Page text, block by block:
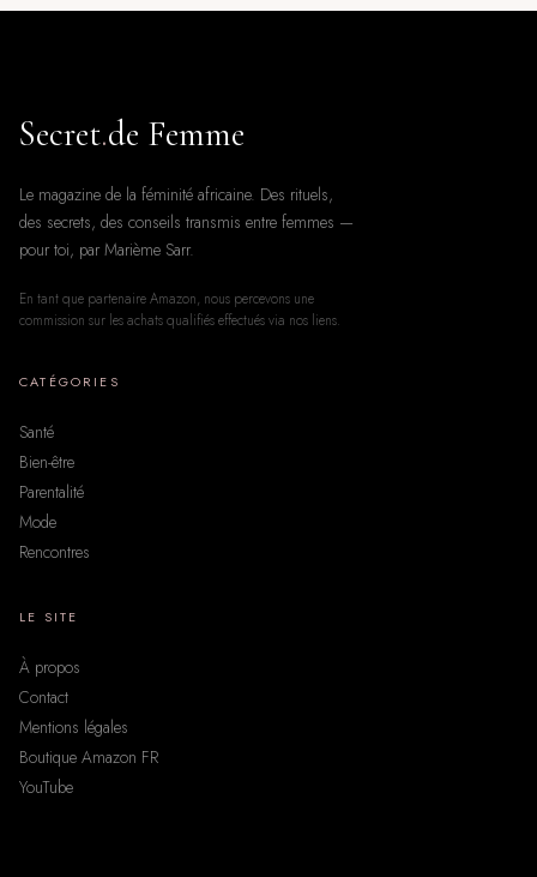
Secret.de Femme
Le magazine de la féminité africaine. Des rituels,
des secrets, des conseils transmis entre femmes —
pour toi, par Marième Sarr.
En tant que partenaire Amazon, nous percevons une
commission sur les achats qualifiés effectués via nos liens.
CATÉGORIES
Santé
Bien-être
Parentalité
Mode
Rencontres
LE SITE
À propos
Contact
Mentions légales
Boutique Amazon FR
YouTube